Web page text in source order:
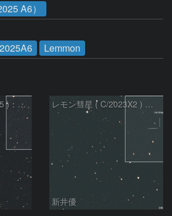
A6）
Lemmon
レモン彗星( C/2023H5 )：2026/05/20 レモン彗星 ( C/2023X2 ) の予報位置：2026/05/29
新井優